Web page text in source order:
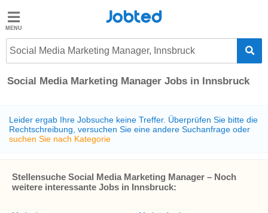
Jobted
Jobs
Gehalt
Jobted
Social Media Marketing Manager, Innsbruck
Social Media Marketing Manager Jobs in Innsbruck
Leider ergab Ihre Jobsuche keine Treffer. Überprüfen Sie bitte die
Rechtschreibung, versuchen Sie eine andere Suchanfrage oder
suchen Sie nach Kategorie
Stellensuche Social Media Marketing Manager – Noch
weitere interessante Jobs in Innsbruck: